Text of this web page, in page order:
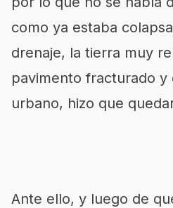
como ya estaba
drenaje, la tierra muy
pavimento fracturado y
urbano, hizo que
Ante ello, y luego de